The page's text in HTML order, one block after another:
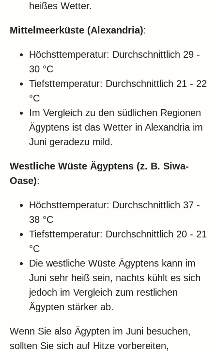
heißes Wetter.
Mittelmeerküste (Alexandria):
Höchsttemperatur: Durchschnittlich 29 -
30 °C
Tiefsttemperatur: Durchschnittlich 21 - 22
°C
Im Vergleich zu den südlichen Regionen
Ägyptens ist das Wetter in Alexandria im
Juni geradezu mild.
Westliche Wüste Ägyptens (z. B. Siwa-
Oase):
Höchsttemperatur: Durchschnittlich 37 -
38 °C
Tiefsttemperatur: Durchschnittlich 20 - 21
°C
Die westliche Wüste Ägyptens kann im
Juni sehr heiß sein, nachts kühlt es sich
jedoch im Vergleich zum restlichen
Ägypten stärker ab.
Wenn Sie also Ägypten im Juni besuchen,
sollten Sie sich auf Hitze vorbereiten,